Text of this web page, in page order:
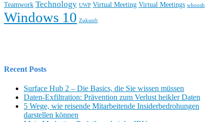
Teamwork Technology UWP Virtual Meeting Virtual Meetings whoosh
Windows 10 Zukunft
Recent Posts
Surface Hub 2 – Die Basics, die Sie wissen müssen
Daten-Exfiltration: Prävention zum Verlust heikler Daten
5 Wege, wie reisende Mitarbeitende Insiderbedrohungen
darstellen können